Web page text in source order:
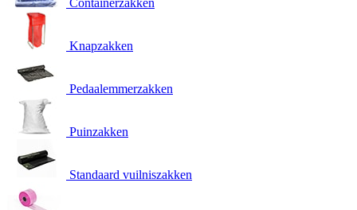
Containerzakken
Knapzakken
Pedaalemmerzakken
Puinzakken
Standaard vuilniszakken